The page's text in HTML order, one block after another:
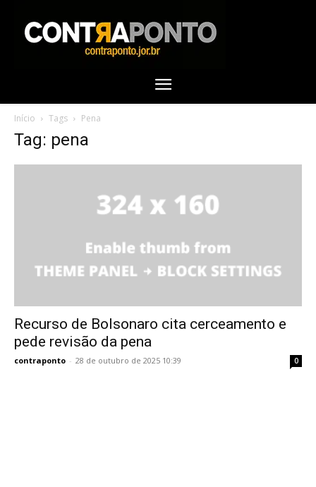
Início Tags Pena
Tag: pena
Recurso de Bolsonaro cita cerceamento e
pede revisão da pena
contraponto - 28 de outubro de 2025 10:39 0